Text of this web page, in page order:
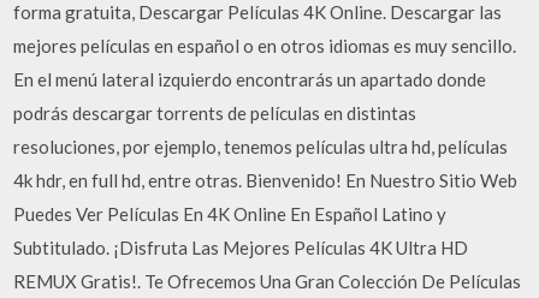
forma gratuita, Descargar Películas 4K Online. Descargar las
mejores películas en español o en otros idiomas es muy sencillo.
En el menú lateral izquierdo encontrarás un apartado donde
podrás descargar torrents de películas en distintas
resoluciones, por ejemplo, tenemos películas ultra hd, películas
4k hdr, en full hd, entre otras. Bienvenido! En Nuestro Sitio Web
Puedes Ver Películas En 4K Online En Español Latino y
Subtitulado. ¡Disfruta Las Mejores Películas 4K Ultra HD
REMUX Gratis!. Te Ofrecemos Una Gran Colección De Películas